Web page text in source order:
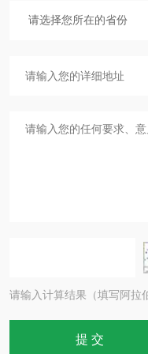
请输入计算结果（填写阿拉